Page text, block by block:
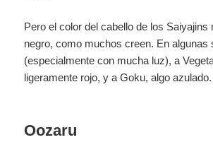
Pero el color del cabello de los Saiyajins
negro, como muchos creen. En algunas
(especialmente con mucha luz), a
ligeramente rojo, y a Goku, algo azulado.
Oozaru